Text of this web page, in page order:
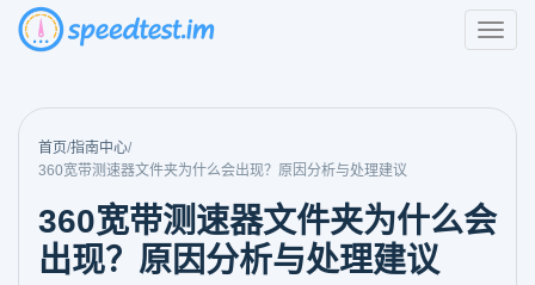
首页/指南中心/
360宽带测速器文件夹为什么会出现？原因分析与处理建议
360宽带测速器文件夹为什么会
出现？原因分析与处理建议